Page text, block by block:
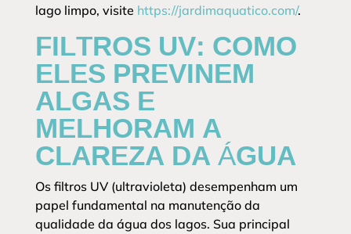
lago limpo, visite https://jardimaquatico.com/.
FILTROS UV: COMO
ELES PREVINEM
ALGAS E
MELHORAM A
CLAREZA DA ÁGUA
Os filtros UV (ultravioleta) desempenham um
papel fundamental na manutenção da
qualidade da água dos lagos. Sua principal